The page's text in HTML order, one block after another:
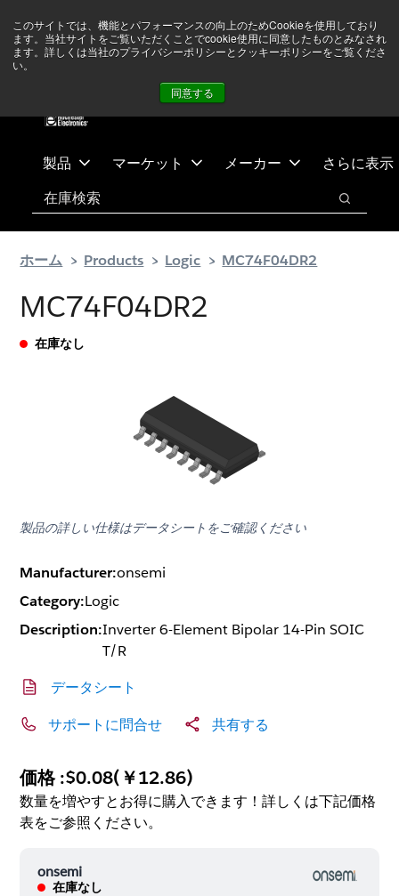
このサイトでは、機能とパフォーマンスの向上のためCookieを使用しており
ます。当社サイトをご覧いただくことでcookie使用に同意したものとみなされ
ます。詳しくは当社のプライバシーポリシーとクッキーポリシーをご覧くださ
い。
同意する
テ
ス
ありません 詳しい情報はこちら➜
製品 マーケット メーカー さらに表示
検索
検索
ホーム Products Logic MC74F04DR2
MC74F04DR2
在庫なし
製品の詳しい仕様はデータシートをご確認ください
Manufacturer:onsemi
Category:Logic
Description:Inverter 6-Element Bipolar 14-Pin SOIC
T/R
データシート
サポートに問合せ 共有する
価格 :$0.08(￥12.86)
数量を増やすとお得に購入できます！詳しくは下記価格
表をご参照ください。
onsemi
在庫なし